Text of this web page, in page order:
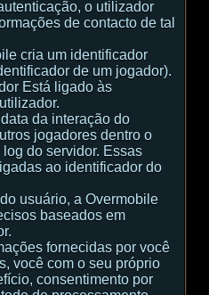
o utilizador
de contacto de tal
cria um identificador
de um jogador).
Está ligado às
da interação do
jogadores dentro o
do servidor. Essas
ao identificador do
usuário, a Overmobile
baseados em
fornecidas por você
você com o seu próprio
consentimento por